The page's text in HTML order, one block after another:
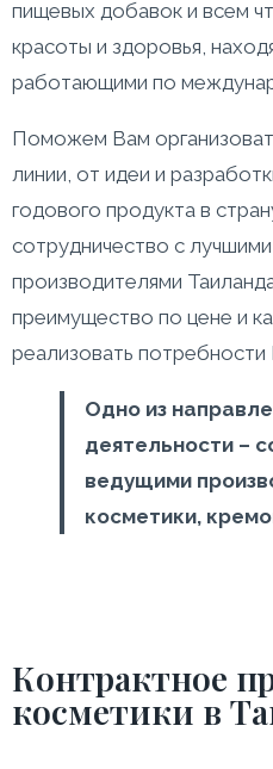
пищевых добавок и всем
красоты и здоровья,
работающими по
Поможем Вам
линии, от идеи и
годового продукта в
сотрудничество с
производителями
преимущество по цене и
реализовать потребности
Одно из
деятельности –
ведущими
косметики,
Контрактное
косметики в